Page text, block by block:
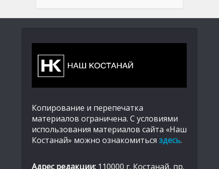
Копирование и перепечатка
материалов ограничена. С условиями
использования материалов сайта «Наш
Костанай» можно ознакомиться здесь.
Адрес редакции: 110000 г. Костанай, пр.